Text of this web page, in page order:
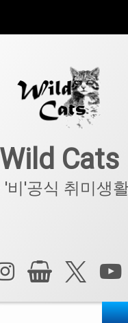
Wild Cats
'비'공식 취미생
스북
인스타그램
상점 X.com